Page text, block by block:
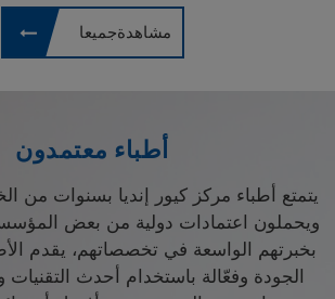
مشاهدةجميعا
أطباء معتمدون
يتمتع أطباء مركز كيور إنديا بسنوات من
ويحملون اعتمادات دولية من بعض
بخبرتهم الواسعة في تخصصاتهم، يقدم
الجودة وفعّالة باستخدام أحدث